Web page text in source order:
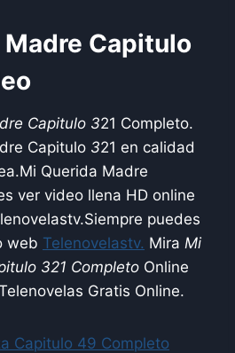
Capitulo
Capitulo 321 Completo.
Capitulo 321 en calidad
Querida Madre
ver video llena HD online
puedes
web Telenovelastv. Mira Mi
321 Completo Online
Gratis Online.
Capitulo 49 Completo